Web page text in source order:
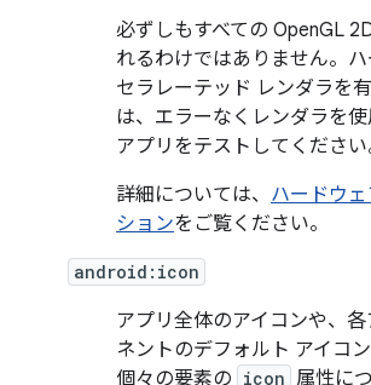
必ずしもすべての OpenGL
れるわけではありません。
セラレーテッド レンダラを
は、エラーなくレンダラを
アプリをテストしてください
詳細については、 ハードウ
ションをご覧ください。
android:icon
アプリ全体のアイコンや、
ネントのデフォルト アイコン
個々の要素の icon 属性に